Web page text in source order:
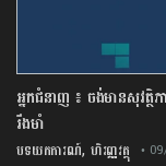
អ្នកជំនាញ ៖ ចង់មានសុវត្ថិ
រឹងមាំ
បទយកការណ៍, ហិរញ្ញវត្ថុ •